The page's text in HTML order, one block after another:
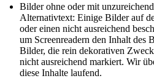
Bilder ohne oder mit
Alternativtext: Einige Bilder auf
oder einen nicht ausreichend
um Screenreadern den Inhalt des
Bilder, die rein dekorativen
nicht ausreichend markiert. Wir
diese Inhalte laufend.